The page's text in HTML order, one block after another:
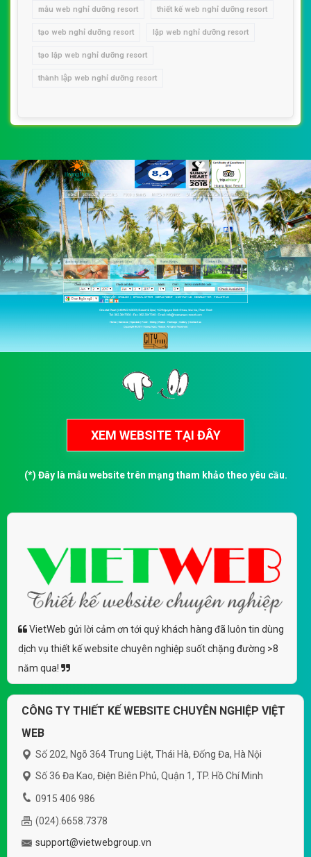
mẫu web nghỉ dưỡng resort thiết kế web nghỉ dưỡng resort
tạo web nghỉ dưỡng resort lập web nghỉ dưỡng resort
tạo lập web nghỉ dưỡng resort
thành lập web nghỉ dưỡng resort
(*) Đây là mẫu website trên mạng tham khảo theo yêu cầu.
VietWeb gửi lời cảm ơn tới quý khách hàng đã luôn tin dùng
dịch vụ thiết kế website chuyên nghiệp suốt chặng đường >8
năm qua!
CÔNG TY THIẾT KẾ WEBSITE CHUYÊN NGHIỆP VIỆT
WEB
Số 202, Ngõ 364 Trung Liệt, Thái Hà, Đống Đa, Hà Nội
Số 36 Đa Kao, Điện Biên Phủ, Quận 1, TP. Hồ Chí Minh
0915 406 986
(024).6658.7378
support@vietwebgroup.vn